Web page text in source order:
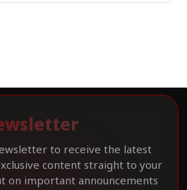
to receive the latest
content straight to your
on important announcements